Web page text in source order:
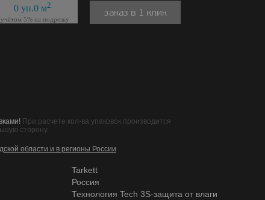
0уп.0м2
5% на подрезку
заказ в 1 клик
При расчете кол-ва упаковок производится
сторону.
области и в регионы России
Tarkett
Россия
Технология Tech 3S-защита от влаги